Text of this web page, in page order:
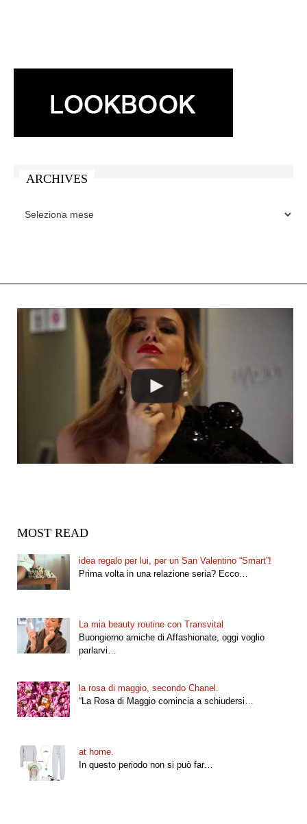
ARCHIVES
MOST READ
idea regalo per lui, per un San Valentino “Smart”!
Prima volta in una relazione seria? Ecco…
La mia beauty routine con Transvital
Buongiorno amiche di Affashionate, oggi voglio
parlarvi…
la rosa di maggio, secondo Chanel.
“La Rosa di Maggio comincia a schiudersi…
at home.
In questo periodo non si può far…